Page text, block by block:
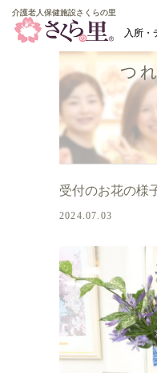
介護老人保健施設さくらの里
介護老人保健施設さくらの里
つ
受付のお花の様
2024.07.03